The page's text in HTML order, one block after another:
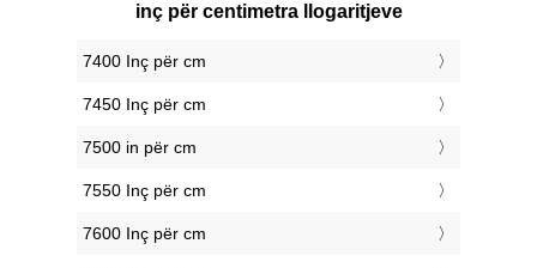
inç për centimetra llogaritjeve
7400 Inç për cm
7450 Inç për cm
7500 in për cm
7550 Inç për cm
7600 Inç për cm